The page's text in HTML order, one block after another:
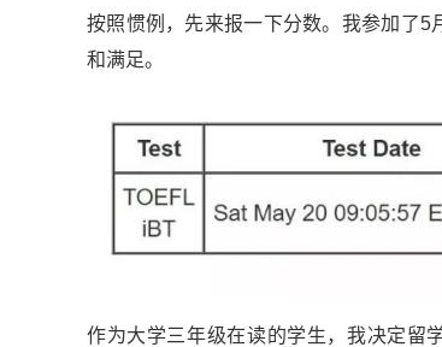
按照惯例，先来报一下分数。我参加了
和满足。
作为大学三年级在读的学生，我决定留